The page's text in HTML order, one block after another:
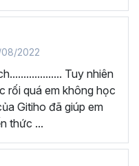
học viên sẽ có cơ
với
cần nhấn vào ĐĂNG
trên gitiho.com là xong.
quan đến tớikhóa học
nhật hàng tuầnbạn hãy
116 285 để được
2022
Tuy nhiên
rối quá em không học
Gitiho đã giúp em
thức ...